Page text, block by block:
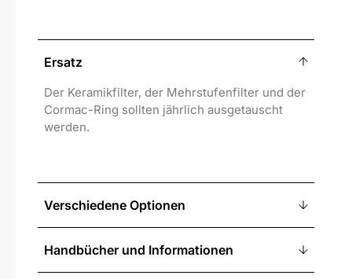
Ersatz
Der Keramikfilter, der Mehrstufenfilter und der
Cormac-Ring sollten jährlich ausgetauscht
werden.
Verschiedene Optionen
Handbücher und Informationen